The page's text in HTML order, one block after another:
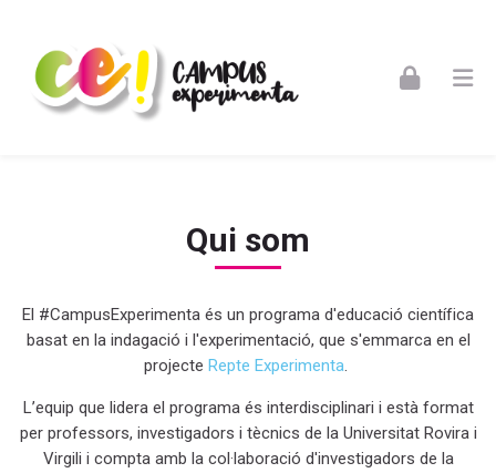
Qui som
El #CampusExperimenta és un programa d'educació científica
basat en la indagació i l'experimentació, que s'emmarca en el
projecte Repte Experimenta.
L’equip que lidera el programa és interdisciplinari i està format
per professors, investigadors i tècnics de la Universitat Rovira i
Virgili i compta amb la col·laboració d'investigadors de la